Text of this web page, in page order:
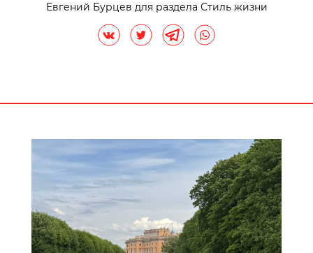
Евгений Бурцев для раздела Стиль жизни